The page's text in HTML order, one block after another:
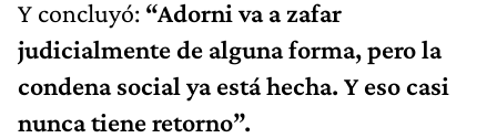
Y concluyó: “Adorni va a zafar
judicialmente de alguna forma, pero la
condena social ya está hecha. Y eso casi
nunca tiene retorno”.